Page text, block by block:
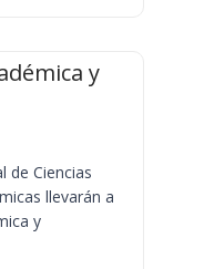
y
de Ciencias
llevarán a
y